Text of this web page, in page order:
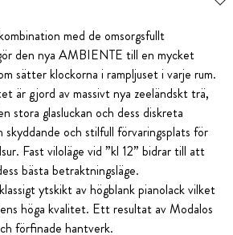
med de omsorgsfullt
den nya AMBIENTE till en mycket
sätter klockorna i rampljuset i varje rum.
är gjord av massivt nya zeeländskt trä,
stora glasluckan och dess diskreta
skyddande och stilfull förvaringsplats för
Fast viloläge vid ”kl 12” bidrar till att
bästa betraktningsläge.
ytskikt av högblank pianolack vilket
höga kvalitet. Ett resultat av Modalos
förfinade hantverk.